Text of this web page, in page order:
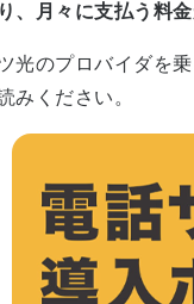
、月々に支払う料
光のプロバイダを
みください。